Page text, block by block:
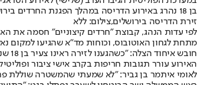
בן 18 נהרג באירוע הדריסה במהלך הפגנת החרדים בירושלים,צילום: אורן בן חקון
זירת הדריסה בירושלים,צילום: ללא
לפי עדות הנהג, קבוצת "חרדים קיצוניים" חסמה את
מתחת לגחון האוטובוס, וכוחות מד"א שהגיעו למקום
חובש איחוד הצלה: "כשהגענו לזירה ראינו צעיר בן 18 שנהרג באירוע הדריסה" // יעקב הרשקוביץ
האירוע עורר תגובות חריפות בקרב אישי ציבור
לאומי איתמר בן גביר: "לא שמעתי שהמשטרה שוללת